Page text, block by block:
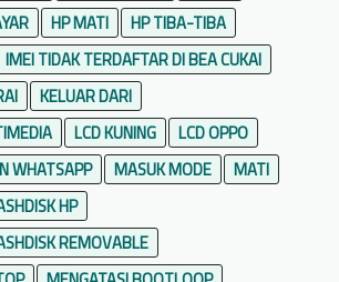
HP MATI
HP TIBA-TIBA
IMEI TIDAK TERDAFTAR DI BEA CUKAI
KELUAR DARI
LCD KUNING
LCD OPPO
WHATSAPP MASUK MODE
MATI
HP
REMOVABLE